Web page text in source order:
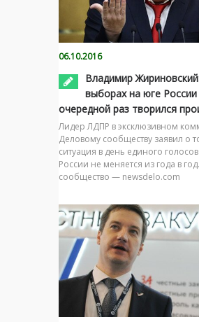
06.10.2016
Владимир
выборах на юге России
очередной раз творился
Лидер ЛДПР в эксклюзивном
Деловому сообществу заявил о
ситуация в день единого
России не меняется из года в
сообщество — newsdelo.com